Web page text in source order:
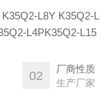
L15 K35Q2-L10 K35Q2-L8
02
厂商性质
生产厂家